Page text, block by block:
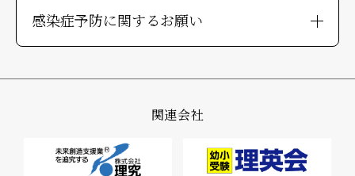
感染症予防に関するお願い
関連会社